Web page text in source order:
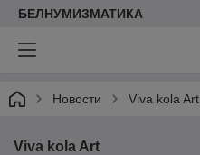
БЕЛНУМИЗМАТИКА
Новости Viva kola Art
Viva kola Art